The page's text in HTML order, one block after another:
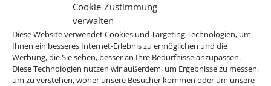
Cookie-Zustimmung
verwalten
Diese Website verwendet Cookies und Targeting Technologien, um
Ihnen ein besseres Internet-Erlebnis zu ermöglichen und die
Werbung, die Sie sehen, besser an Ihre Bedürfnisse anzupassen.
Diese Technologien nutzen wir außerdem, um Ergebnisse zu messen,
um zu verstehen, woher unsere Besucher kommen oder um unsere